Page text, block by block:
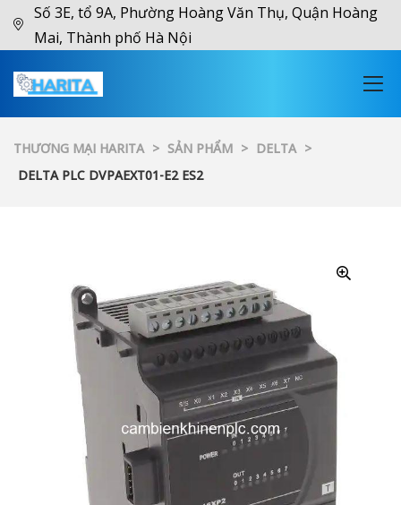
Số 3E, tổ 9A, Phường Hoàng Văn Thụ, Quận Hoàng
Mai, Thành phố Hà Nội
THƯƠNG MẠI HARITA > SẢN PHẨM > DELTA >
DELTA PLC DVPAEXT01-E2 ES2